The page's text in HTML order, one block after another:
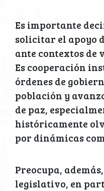
Es importante
solicitar el apoyo
ante contextos de
Es cooperación
órdenes de
población y
de paz,
históricamente
por dinámicas
Preocupa,
legislativo, en